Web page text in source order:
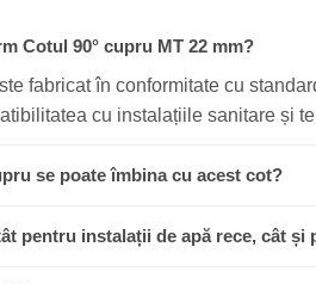
Cotul 90° cupru MT 22 mm?
fabricat în conformitate cu
cu instalațiile sanitare și
se poate îmbina cu acest cot?
pentru instalații de apă rece, cât